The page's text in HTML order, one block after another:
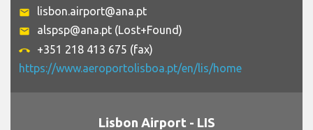
email lisbon.airport@ana.pt
email alspsp@ana.pt (Lost+Found)
call_end
+351 218 413 675 (fax)
https://www.aeroportolisboa.pt/en/lis/home
Lisbon Airport - LIS